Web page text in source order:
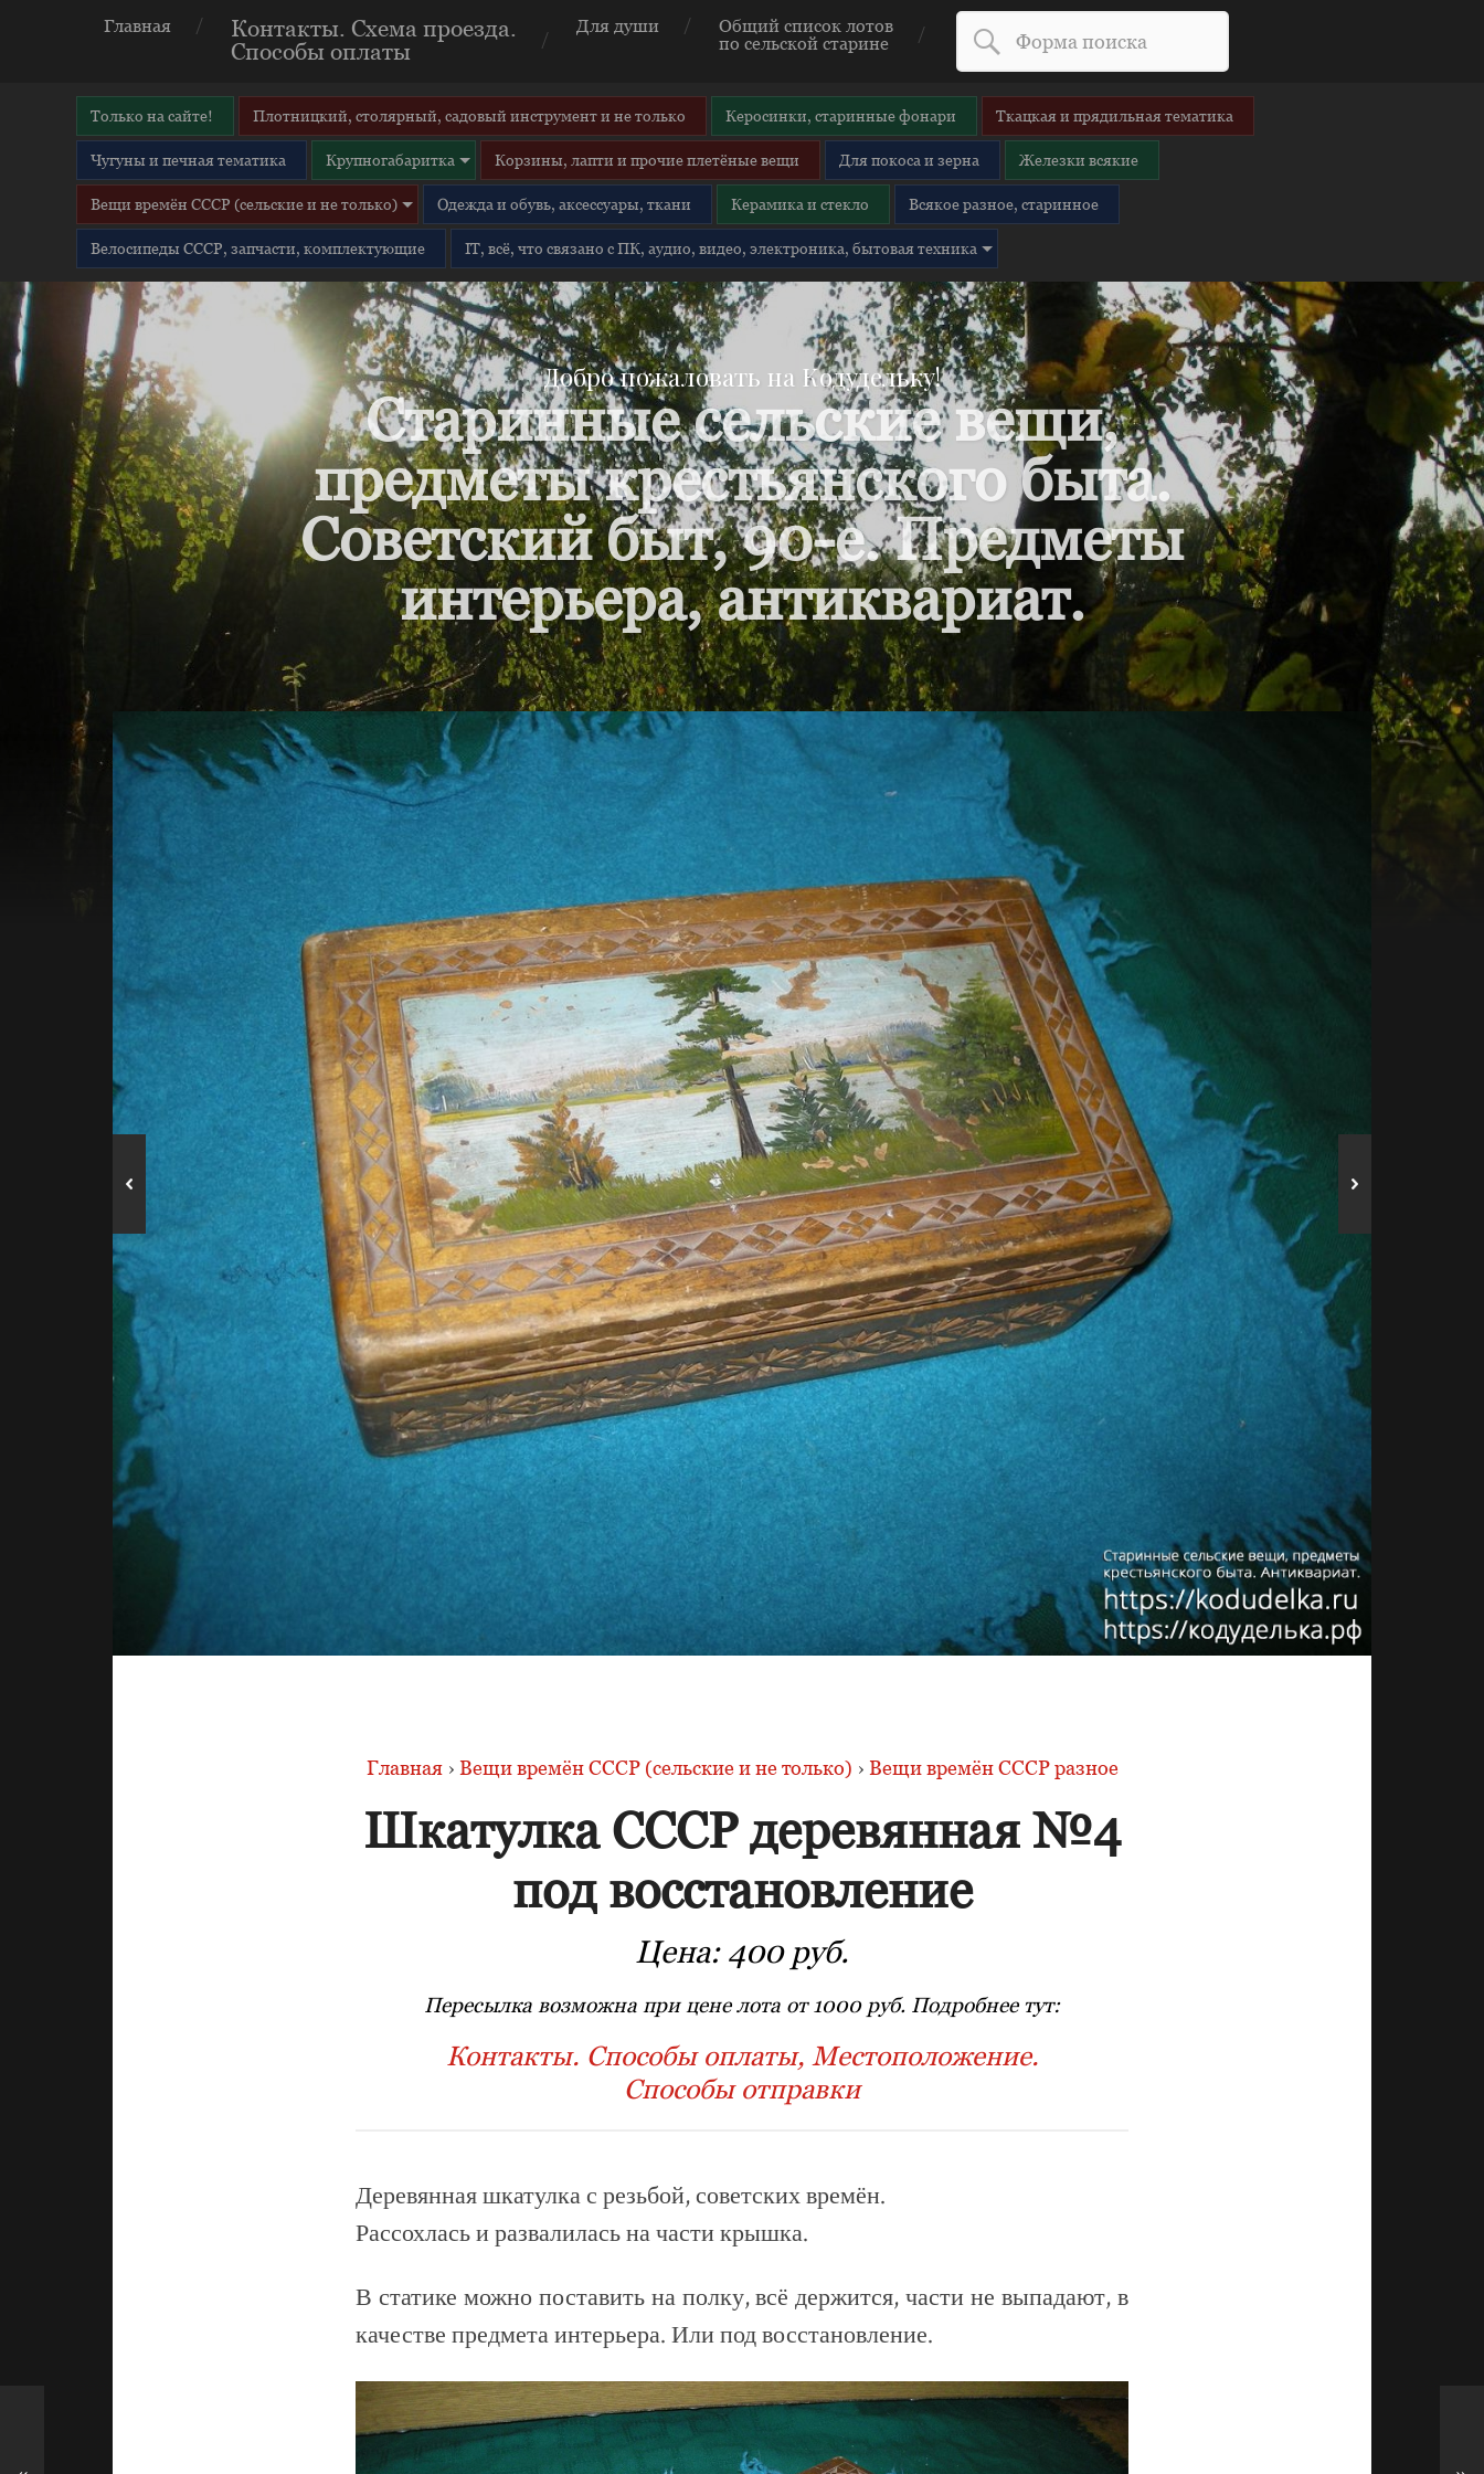
Главная
Контакты. Схема проезда.
Способы оплаты
Для души
Общий список лотов
по сельской старине
Только на сайте! Плотницкий, столярный, садовый инструмент и не только Керосинки, старинные фонари Ткацкая и прядильная тематика
Чугуны и печная тематика Крупногабаритка Корзины, лапти и прочие плетёные вещи Для покоса и зерна Железки всякие
Вещи времён СССР (сельские и не только) Одежда и обувь, аксессуары, ткани Керамика и стекло Всякое разное, старинное
Велосипеды СССР, запчасти, комплектующие IT, всё, что связано с ПК, аудио, видео, электроника, бытовая техника
Добро пожаловать на Кодудельку!
Старинные сельские вещи,
предметы крестьянского быта.
Советский быт, 90-е. Предметы
интерьера, антиквариат.
Главная › Вещи времён СССР (сельские и не только) › Вещи времён СССР разное
Шкатулка СССР деревянная №4
под восстановление
Цена: 400 руб.
Пересылка возможна при цене лота от 1000 руб. Подробнее тут:
Контакты. Способы оплаты, Местоположение.
Способы отправки
Деревянная шкатулка с резьбой, советских времён.
Рассохлась и развалилась на части крышка.
В статике можно поставить на полку, всё держится, части не выпадают, в
качестве предмета интерьера. Или под восстановление.